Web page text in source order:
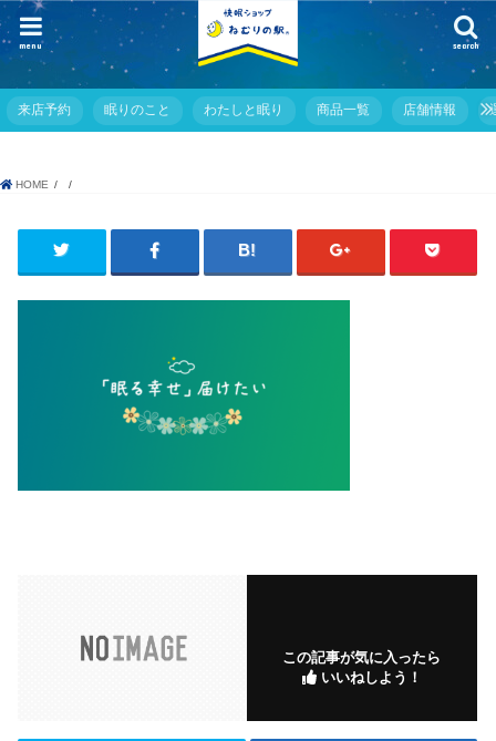
search
menu
来店予約 眠りのこと わたしと眠り 商品一覧 店舗情報
HOME
この記事が気に入ったら
いいねしよう！